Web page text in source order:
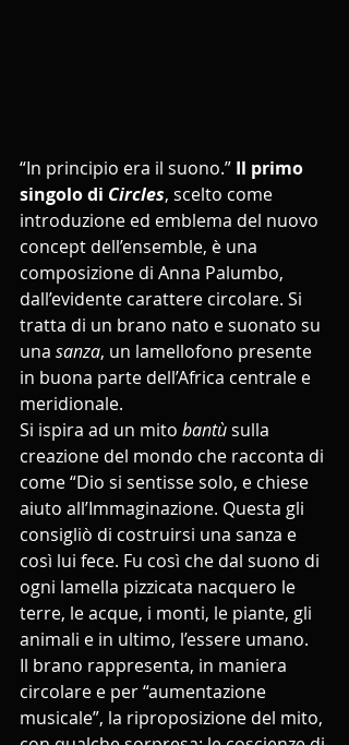
“In principio era il suono.” Il primo
singolo di Circles, scelto come
introduzione ed emblema del nuovo
concept dell’ensemble, è una
composizione di Anna Palumbo,
dall’evidente carattere circolare. Si
tratta di un brano nato e suonato su
una sanza, un lamellofono presente
in buona parte dell’Africa centrale e
meridionale.
Si ispira ad un mito bantù sulla
creazione del mondo che racconta di
come “Dio si sentisse solo, e chiese
aiuto all’Immaginazione. Questa gli
consigliò di costruirsi una sanza e
così lui fece. Fu così che dal suono di
ogni lamella pizzicata nacquero le
terre, le acque, i monti, le piante, gli
animali e in ultimo, l’essere umano.
Il brano rappresenta, in maniera
circolare e per “aumentazione
musicale”, la riproposizione del mito,